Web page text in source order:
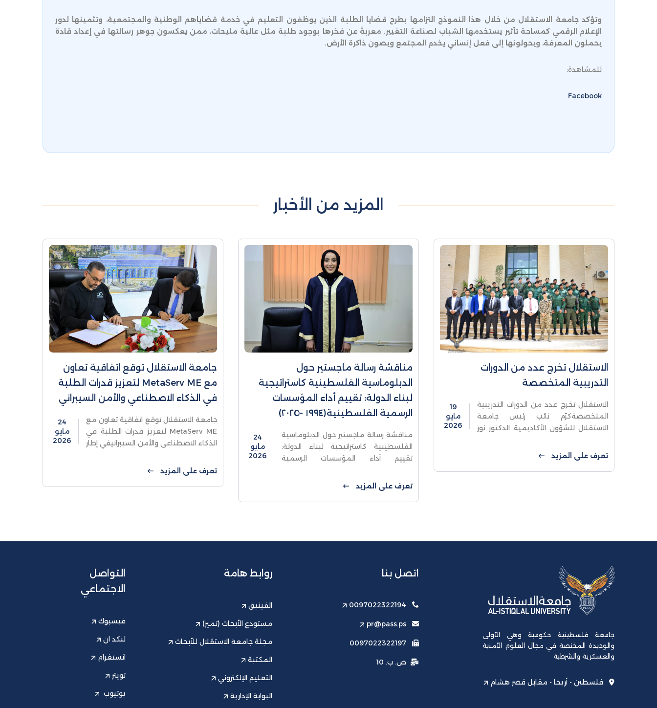
وتؤكد جامعة الاستقلال من خلال هذا النموذج التزامها بطرح قضايا الطلبة الذين يوظفون التعليم في خدمة قضاياهم الوطنية والمجتمعية، وتثمينها لدور
الإعلام الرقمي كمساحة تأثير يستخدمها الشباب لصناعة التغيير. معربةً عن فخرها بوجود طلبة مثل عالية مليحات، ممن يعكسون جوهر رسالتها في إعداد قادة
يحملون المعرفة، ويحولونها إلى فعل إنساني يخدم المجتمع ويصون ذاكرة الأرض.
للمشاهدة:
Facebook
المزيد من الأخبار
الاستقلال تخرج عدد من الدورات
التدريبية المتخصصة
الاستقلال تخرج عدد من الدورات التدريبية
المتخصصةكرّم نائب رئيس جامعة
الاستقلال للشؤون الأكاديمية الدكتور نور
الدورات المتخصصة في الأمن السيبراني
لأكاديمية سيسكو Cisco Academy ، ...
19
مايو
2026
تعرف على المزيد
مناقشة رسالة ماجستير حول
الدبلوماسية الفلسطينية كاستراتيجية
لبناء الدولة: تقييم أداء المؤسسات
الرسمية الفلسطينية(١٩٩٤ -٢٠٢٥)
مناقشة رسالة ماجستير حول الدبلوماسية
الفلسطينية كاستراتيجية لبناء الدولة:
تقييم أداء المؤسسات الرسمية
الدراسات العليا والبحث العلمي في جامعة
الاستقلال - قسم العلوم السياسية/
العلاقات الدولية، رسالة ...
24
مايو
2026
تعرف على المزيد
جامعة الاستقلال توقع اتفاقية تعاون
مع MetaServ ME لتعزيز قدرات الطلبة
في الذكاء الاصطناعي والأمن السيبراني
جامعة الاستقلال توقع اتفاقية تعاون مع
MetaServ ME لتعزيز قدرات الطلبة في
الذكاء الاصطناعي والأمن السيبرانيفي إطار
شراكاتها الدولية وتعزيز حضورها في
مجالات التكنولوجيا الحديثة ...
24
مايو
2026
تعرف على المزيد
جامعة فلسطينية حكومية وهي الأولى
والوحيدة المختصة في مجال العلوم الأمنية
والعسكرية والشرطية
فلسطين - أريحا - مقابل قصر هشام
اتصل بنا
0097022322194
pr@pass.ps
0097022322197
ص. ب. 10
روابط هامة
الفينيق
مستودع الأبحاث (تميز)
مجلة جامعة الاستقلال للأبحاث
المكتبة
التعليم الإلكتروني
البوابة الإدارية
التواصل
الاجتماعي
فيسبوك
لنكد ان
انستغرام
تويتر
يوتيوب